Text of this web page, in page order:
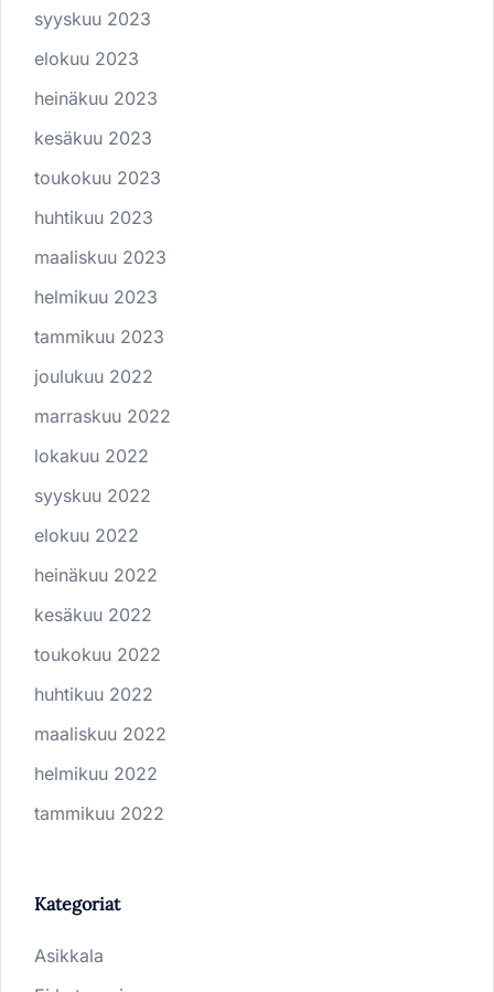
syyskuu 2023
elokuu 2023
heinäkuu 2023
kesäkuu 2023
toukokuu 2023
huhtikuu 2023
maaliskuu 2023
helmikuu 2023
tammikuu 2023
joulukuu 2022
marraskuu 2022
lokakuu 2022
syyskuu 2022
elokuu 2022
heinäkuu 2022
kesäkuu 2022
toukokuu 2022
huhtikuu 2022
maaliskuu 2022
helmikuu 2022
tammikuu 2022
Kategoriat
Asikkala